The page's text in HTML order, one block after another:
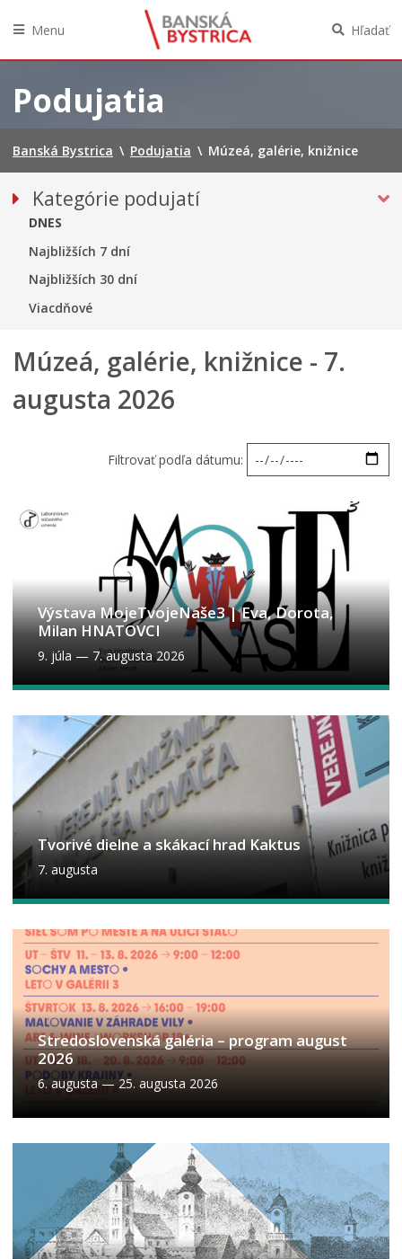
obsah
Menu Hľadať
Podujatia
Banská Bystrica \ Podujatia \ Múzeá, galérie, knižnice
Kategórie podujatí
VŠETKY PODUJATIA
Hudba, tanec, divadlo
MÚZEÁ, GALÉRIE, KNIŽNICE
Športové
Iné podujatia
Ročný prehľad – kalendár podujatí 2026
DNES
Najbližších 7 dní
Najbližších 30 dní
Viacdňové
Múzeá, galérie, knižnice - 7.
augusta 2026
Filtrovať podľa dátumu:
Výstava MojeTvojeNaše3 | Eva, Dorota,
Milan HNATOVCI
9. júla — 7. augusta 2026
Tvorivé dielne a skákací hrad Kaktus
7. augusta
Stredoslovenská galéria – program august
2026
6. augusta—25. augusta 2026